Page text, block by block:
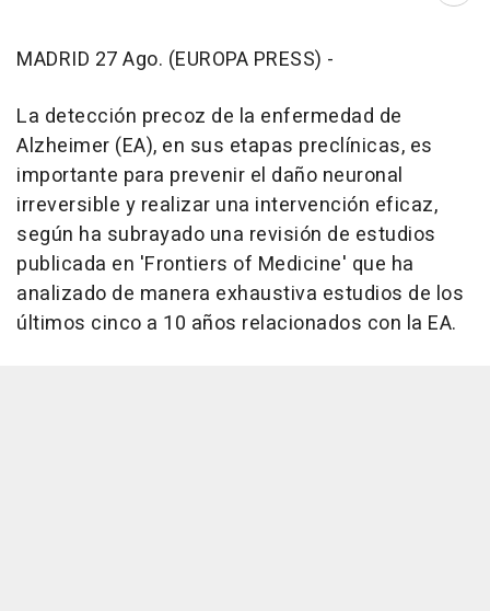
MADRID 27 Ago. (EUROPA PRESS) -
La detección precoz de la enfermedad de
Alzheimer (EA), en sus etapas preclínicas, es
importante para prevenir el daño neuronal
irreversible y realizar una intervención eficaz,
según ha subrayado una revisión de estudios
publicada en 'Frontiers of Medicine' que ha
analizado de manera exhaustiva estudios de los
últimos cinco a 10 años relacionados con la EA.